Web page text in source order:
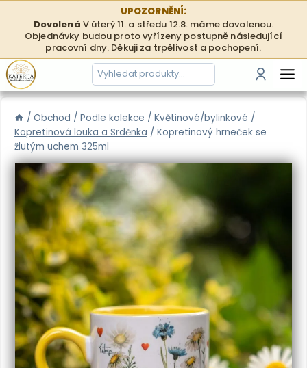
obsah
UPOZORNĚNÍ:
Dovolená V úterý 11. a středu 12.8. máme dovolenou.
Objednávky budou proto vyřízeny postupně následující
pracovní dny. Děkuji za trpělivost a pochopení.
Hledání
/ Obchod / Podle kolekce / Květinové/bylinkové /
Kopretinová louka a Srděnka / Kopretinový hrneček se
žlutým uchem 325ml